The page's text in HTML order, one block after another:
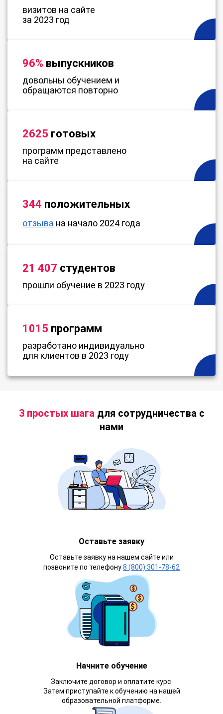
визитов на сайте
за 2023 год
96% выпускников
довольны обучением и
обращаются повторно
2625 готовых
программ представлено
на сайте
344 положительных
отзыва на начало 2024 года
21 407 студентов
прошли обучение в 2023 году
1015 программ
разработано индивидуально
для клиентов в 2023 году
3 простых шагадля сотрудничества с
нами
Оставьте заявку
Оставьте заявку на нашем сайте или
позвоните по телефону8 (800) 301-78-62
Начните обучение
Заключите договор и оплатите курс.
Затем приступайте к обучению на нашей
образовательной платформе.